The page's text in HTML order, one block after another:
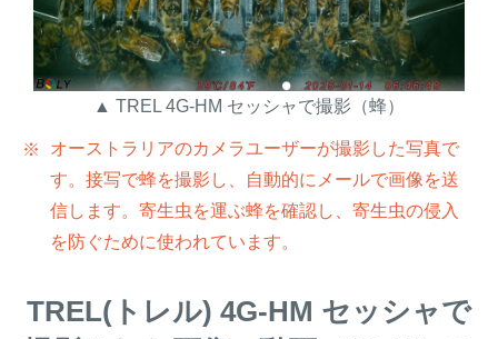
▲ TREL 4G-HM セッシャで撮影（蜂）
オーストラリアのカメラユーザーが撮影した写真で
す。接写で蜂を撮影し、自動的にメールで画像を送
信します。寄生虫を運ぶ蜂を確認し、寄生虫の侵入
を防ぐために使われています。
TREL(トレル) 4G-HM セッシャで